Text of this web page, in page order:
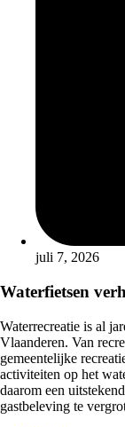
juli 7, 2026
Waterfietsen
Waterrecreatie is al
Vlaanderen. Van
gemeentelijke
activiteiten op het
daarom een
gastbeleving te